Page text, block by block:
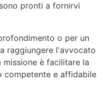
pronti a fornirvi
o per un
raggiungere l'avvocato
è facilitare la
competente e affidabile